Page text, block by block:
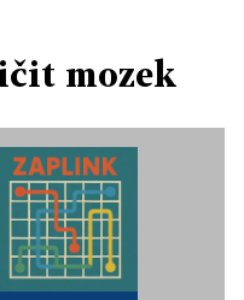
mozek